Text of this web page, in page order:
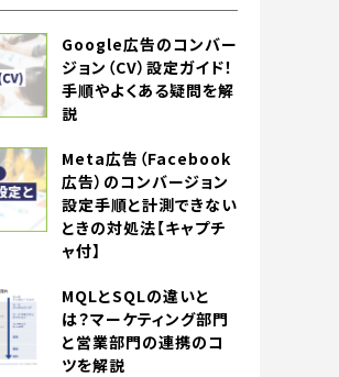
Google広告のコンバー
ジョン（CV）設定ガイド！
手順やよくある疑問を解
説
Meta広告（Facebook
広告）のコンバージョン
設定手順と計測できない
ときの対処法【キャプチ
ャ付】
MQLとSQLの違いと
は？マーケティング部門
と営業部門の連携のコ
ツを解説